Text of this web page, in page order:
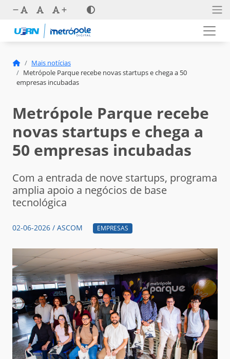
Mais notícias
Metrópole Parque recebe novas startups e chega a 50
empresas incubadas
Metrópole Parque recebe
novas startups e chega a
50 empresas incubadas
Com a entrada de nove startups, programa
amplia apoio a negócios de base
tecnológica
02-06-2026 / ASCOM EMPRESAS